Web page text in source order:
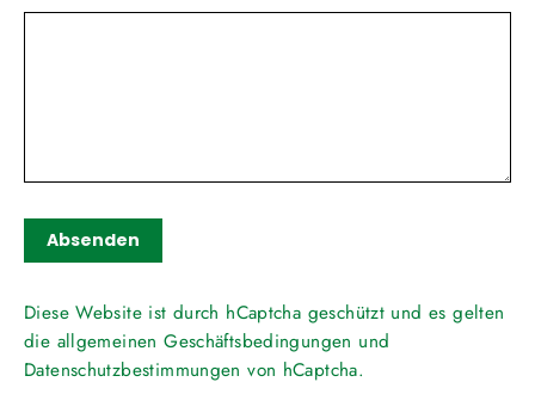
Absenden
Absenden
Diese Website ist durch hCaptcha geschützt und es gelten
die allgemeinen Geschäftsbedingungen und
Datenschutzbestimmungen von hCaptcha.